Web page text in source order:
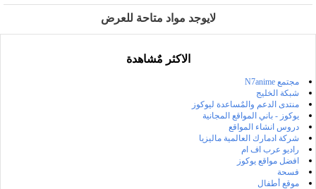
لايوجد مواد متاحة للعرض
الاكثر مٌشاهدة
مجتمع N7anime
شبكة الخليج
منتدى الدعم والمٌساعدة ليوكوز
يوكوز - باني المواقع المجانية
دروس انشاء المواقع
شركة ادمارك العالمية ماليزيا
راديو عرب اف ام
افضل مواقع يوكوز
فسحة
موقع أطفال